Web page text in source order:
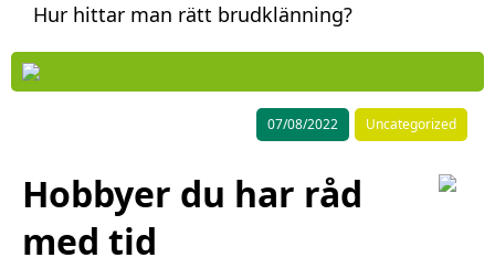
Hur hittar man rätt brudklänning?
07/08/2022 Uncategorized
Hobbyer du har råd
med tid